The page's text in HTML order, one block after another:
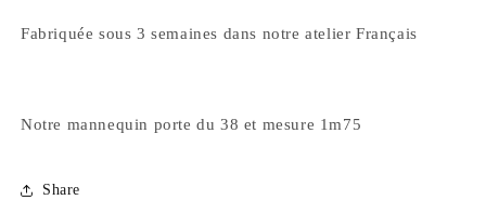
Fabriquée sous 3 semaines dans notre atelier Français
Notre mannequin porte du 38 et mesure 1m75
Share